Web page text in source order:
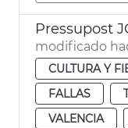
Pressupost
modificado
CULTURA Y
FALLAS
VALENCIA